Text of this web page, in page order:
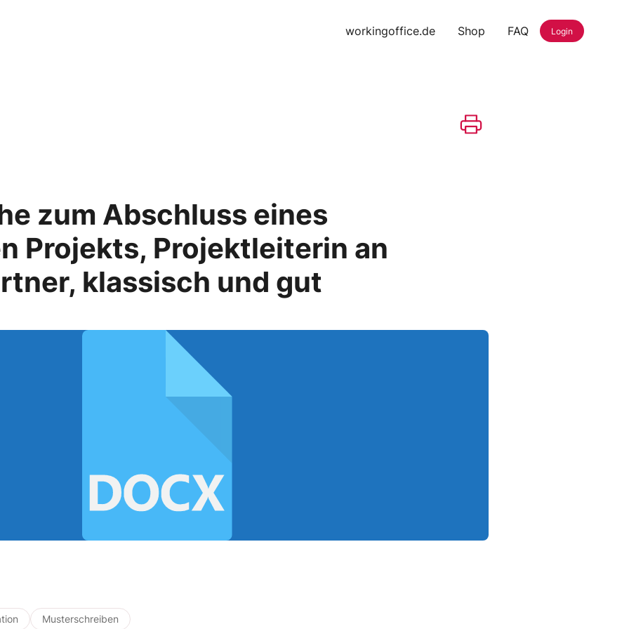
workingoffice.de Shop FAQ Login
zum Abschluss eines
Projekts, Projektleiterin an
klassisch und gut
Musterschreiben